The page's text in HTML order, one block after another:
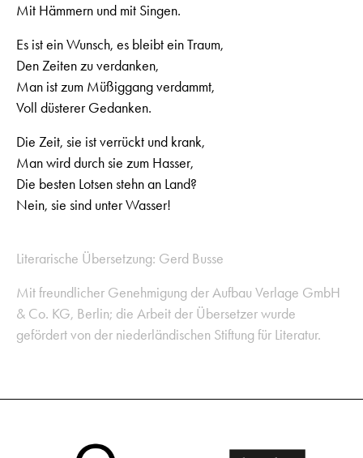
Mit Hämmern und mit Singen.
Es ist ein Wunsch, es bleibt ein Traum,
Den Zeiten zu verdanken,
Man ist zum Müßiggang verdammt,
Voll düsterer Gedanken.
Die Zeit, sie ist verrückt und krank,
Man wird durch sie zum Hasser,
Die besten Lotsen stehn an Land?
Nein, sie sind unter Wasser!
Literarische Übersetzung: Gerd Busse
Mit freundlicher Genehmigung der Aufbau Verlage GmbH
& Co. KG, Berlin; die Arbeit der Übersetzer wurde
gefördert von der niederländischen Stiftung für Literatur.